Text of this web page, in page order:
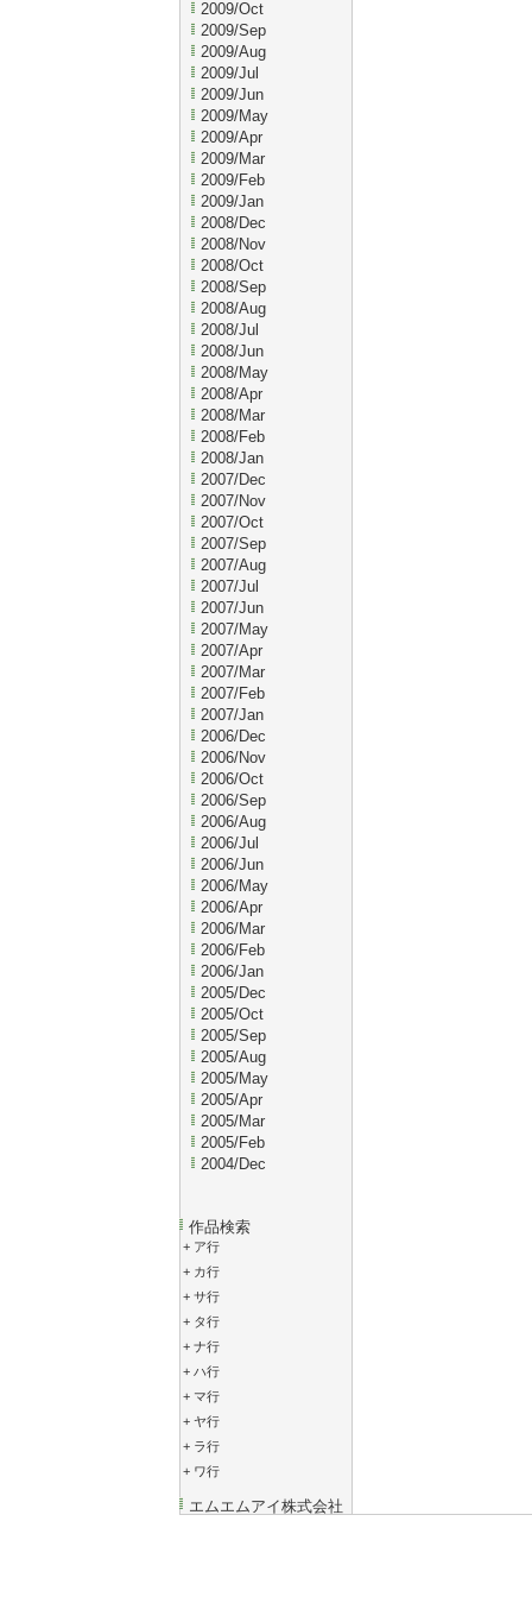
2009/Oct
2009/Sep
2009/Aug
2009/Jul
2009/Jun
2009/May
2009/Apr
2009/Mar
2009/Feb
2009/Jan
2008/Dec
2008/Nov
2008/Oct
2008/Sep
2008/Aug
2008/Jul
2008/Jun
2008/May
2008/Apr
2008/Mar
2008/Feb
2008/Jan
2007/Dec
2007/Nov
2007/Oct
2007/Sep
2007/Aug
2007/Jul
2007/Jun
2007/May
2007/Apr
2007/Mar
2007/Feb
2007/Jan
2006/Dec
2006/Nov
2006/Oct
2006/Sep
2006/Aug
2006/Jul
2006/Jun
2006/May
2006/Apr
2006/Mar
2006/Feb
2006/Jan
2005/Dec
2005/Oct
2005/Sep
2005/Aug
2005/May
2005/Apr
2005/Mar
2005/Feb
2004/Dec
作品検索
+ ア行
+ カ行
+ サ行
+ タ行
+ ナ行
+ ハ行
+ マ行
+ ヤ行
+ ラ行
+ ワ行
エムエムアイ株式会社